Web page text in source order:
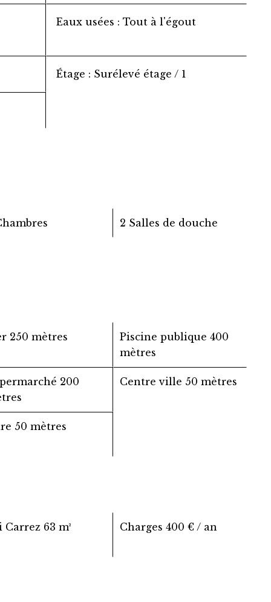
Eaux usées Tout à l'égout
Étage Surélevé étage / 1
2 Salles de douche
250 mètres Piscine publique 400
mètres
200
Centre ville 50 mètres
50 mètres
Carrez 63 m² Charges 400 € / an